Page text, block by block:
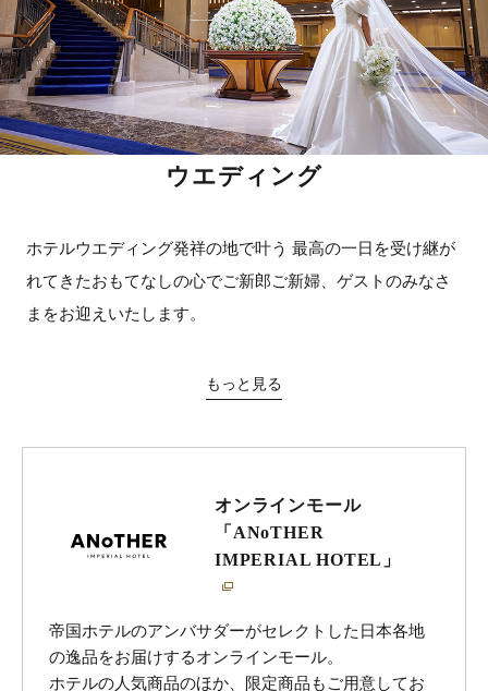
ウエディング
ホテルウエディング発祥の地で叶う 最高の一日を受け継が
れてきたおもてなしの心でご新郎ご新婦、ゲストのみなさ
まをお迎えいたします。
もっと見る
オンラインモール
「ANoTHER
IMPERIAL HOTEL」
帝国ホテルのアンバサダーがセレクトした日本各地
の逸品をお届けするオンラインモール。
ホテルの人気商品のほか、限定商品もご用意してお